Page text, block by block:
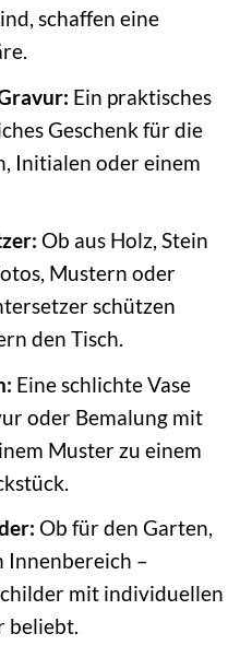
schaffen eine
Ein praktisches
Geschenk für die
Initialen oder einem
Ob aus Holz, Stein
Mustern oder
schützen
den Tisch.
Eine schlichte Vase
oder Bemalung mit
Muster zu einem
Ob für den Garten,
Innenbereich –
mit individuellen
beliebt.